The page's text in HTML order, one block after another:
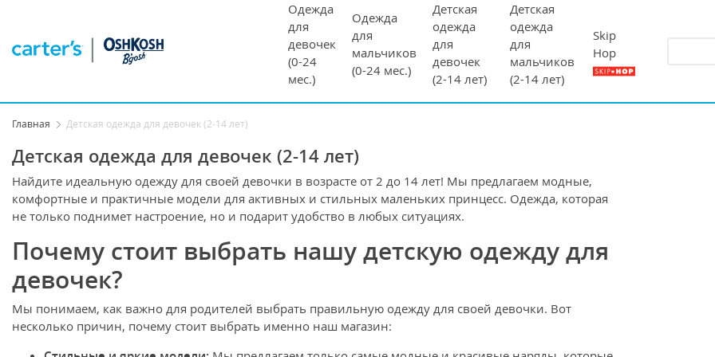
Одежда
для
девочек
(0-24
мес.)
Одежда
для
мальчиков
(0-24 мес.)
Детская
одежда
для
девочек
(2-14 лет)
Детская
одежда
для
мальчиков
(2-14 лет)
Skip
Hop
Главная Детская одежда для девочек (2-14 лет)
Детская одежда для девочек (2-14 лет)
Найдите идеальную одежду для своей девочки в возрасте от 2 до 14 лет! Мы предлагаем модные,
комфортные и практичные модели для активных и стильных маленьких принцесс. Одежда, которая
не только поднимет настроение, но и подарит удобство в любых ситуациях.
Почему стоит выбрать нашу детскую одежду для
девочек?
Мы понимаем, как важно для родителей выбрать правильную одежду для своей девочки. Вот
несколько причин, почему стоит выбрать именно наш магазин: